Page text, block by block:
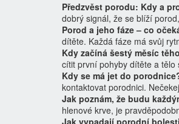
Předzvěst porodu: Kdy a
dobrý signál, že se blíží
Porod a jeho fáze – co
dítěte. Každá fáze má svůj
Kdy začíná šestý měsíc
cítit první pohyby dítěte a
Kdy se má jet do
kontaktovat porodnici.
Jak poznám, že budu
hlenové krve, je
Jak vypadají porodní